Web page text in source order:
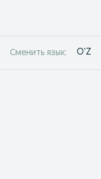
Сменить язык: O'Z